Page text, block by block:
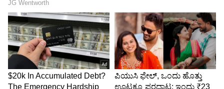
Image Credit :Instagram
ಕಟ್ಟುನಿಟ್ಟಾದ ಭದ್ರತಾ ವ್ಯವಸ್ಥೆ
ಈ ಸಾಹಸವನ್ನು ಕಟ್ಟುನಿಟ್ಟಾದ ಭದ್ರತಾ ಮೇಲ್ವಿಚಾರಣೆಯಲ್ಲಿ